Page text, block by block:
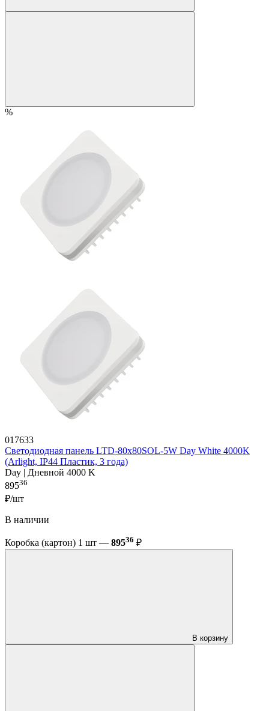
%
017633
Светодиодная панель LTD-80x80SOL-5W Day White 4000K
(Arlight, IP44 Пластик, 3 года)
Day | Дневной 4000 K
89536
₽/шт
В наличии
Коробка (картон) 1 шт — 89536 ₽
В корзину